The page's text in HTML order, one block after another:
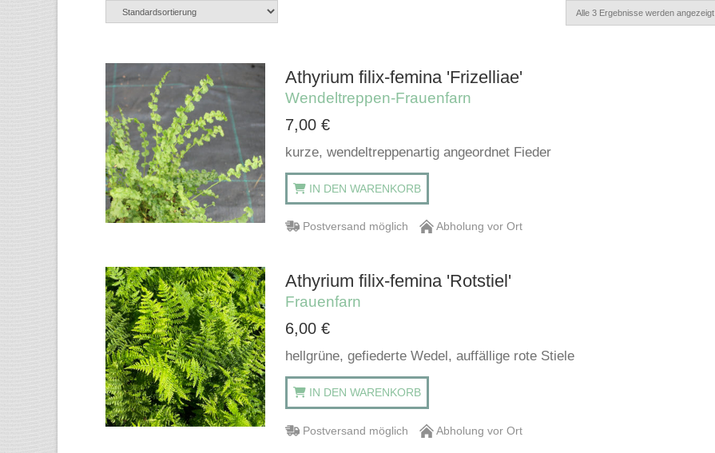
Alle 3 Ergebnisse werden angezeigt
Athyrium filix-femina 'Frizelliae'
Wendeltreppen-Frauenfarn
7,00 €
kurze, wendeltreppenartig angeordnet Fieder
IN DEN WARENKORB
Postversand möglich Abholung vor Ort
Athyrium filix-femina 'Rotstiel'
Frauenfarn
6,00 €
hellgrüne, gefiederte Wedel, auffällige rote Stiele
IN DEN WARENKORB
Postversand möglich Abholung vor Ort